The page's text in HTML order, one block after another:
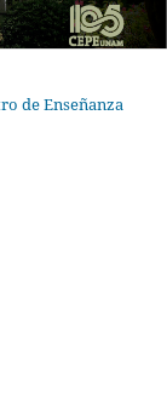
de Enseñanza